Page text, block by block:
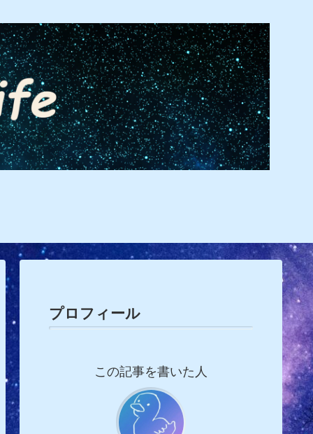
プロフィール
この記事を書いた人